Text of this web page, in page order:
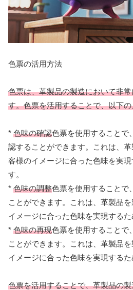
色票の活用方法
色票は、革製品の製造において非
す。色票を活用することで、以下
* 色味の確認色票を使用することで
認することができます。これは、
客様のイメージに合った色味を実
す。
* 色味の調整色票を使用することで
ことができます。これは、革製品
イメージに合った色味を実現するた
* 色味の再現色票を使用することで
ことができます。これは、革製品
イメージに合った色味を実現するた
色票を活用することで、革製品の